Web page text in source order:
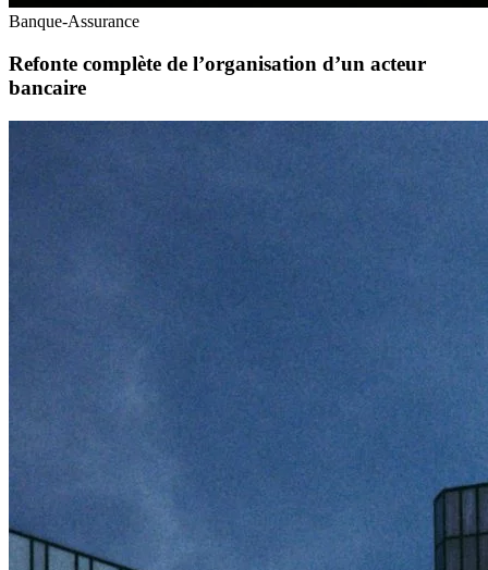
Banque-Assurance
Refonte complète de l’organisation d’un acteur
bancaire